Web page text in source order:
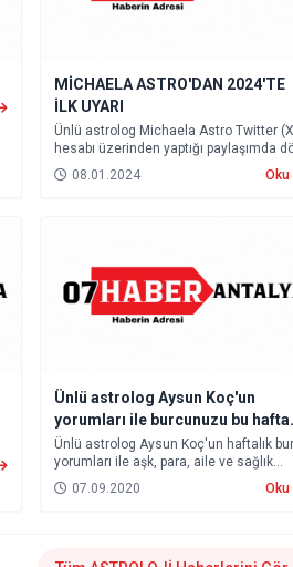
MİCHAELA ASTRO'DAN 2024'TE
İLK UYARI
Ünlü astrolog Michaela Astro Twitter
hesabı üzerinden yaptığı paylaşımda
ili uyardı. Yaklaşan Aslan burcu
dolunayının bu bölgelerde depremi
08.01.2024 Oku
Ünlü astrolog Aysun Koç'un
yorumları ile burcunuzu bu hafta
neler bekliyor?
Ünlü astrolog Aysun Koç'un haftalık
yorumları ile aşk, para, aile ve sağlık
konusunda hayatınızda neler olacak?
İşte 7-13 Eylül tarihleri arasına etki
07.09.2020 Oku